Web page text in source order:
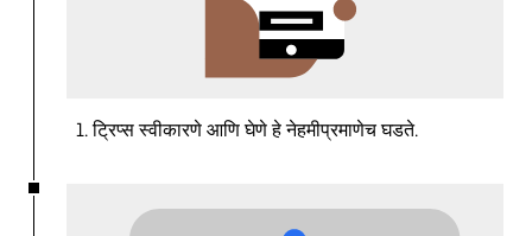
1. ट्रिप्स स्वीकारणे आणि घेणे हे नेहमीप्रमाणेच घडते.